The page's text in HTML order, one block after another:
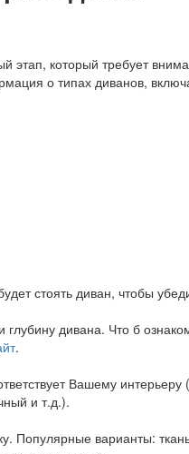
который требует
о типах диванов,
стоять диван, чтобы
дивана. Что б
.
Вашему интерьеру
и т.д.).
Популярные варианты: